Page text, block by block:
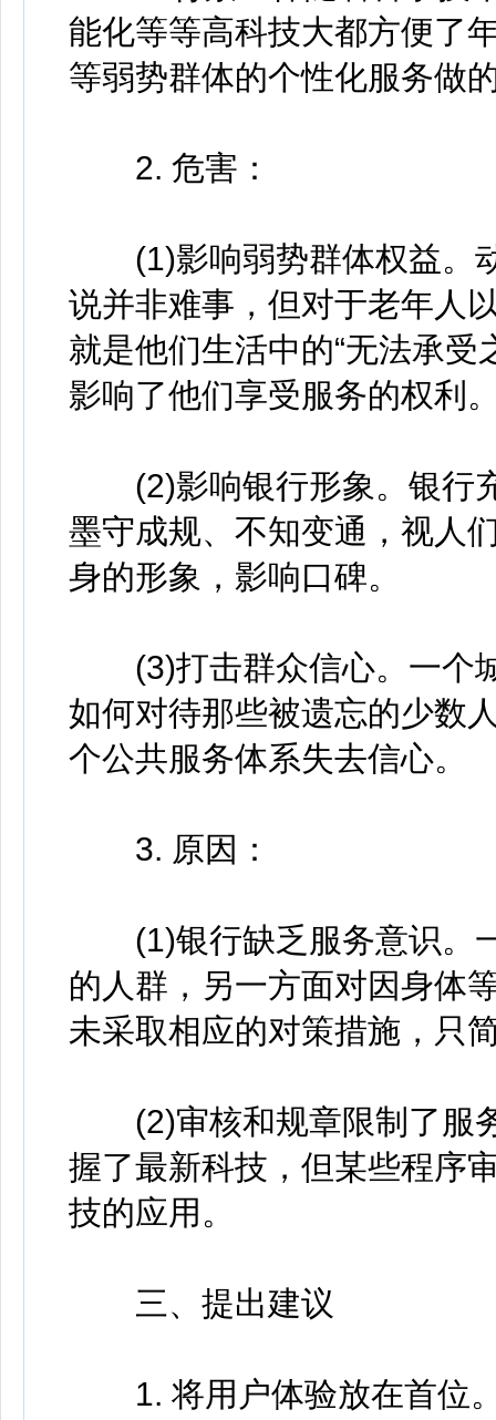
能化等等高科技大都方便了
等弱势群体的个性化服务做
2. 危害：
(1)影响弱势群体权益。
说并非难事，但对于老年人
就是他们生活中的“无法承
影响了他们享受服务的权利
(2)影响银行形象。银行充
墨守成规、不知变通，视人
身的形象，影响口碑。
(3)打击群众信心。一个
如何对待那些被遗忘的少数
个公共服务体系失去信心。
3. 原因：
(1)银行缺乏服务意识。
的人群，另一方面对因身体
未采取相应的对策措施，只
(2)审核和规章限制了服
握了最新科技，但某些程序
技的应用。
三、提出建议
1. 将用户体验放在首位。